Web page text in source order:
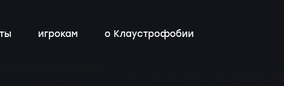
игрокам о Клаустрофобии